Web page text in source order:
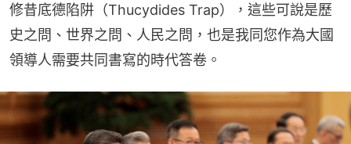
修昔底德陷阱（Thucydides Trap），這些可說是歷
史之問、世界之問、人民之問，也是我同您作為大國
領導人需要共同書寫的時代答卷。